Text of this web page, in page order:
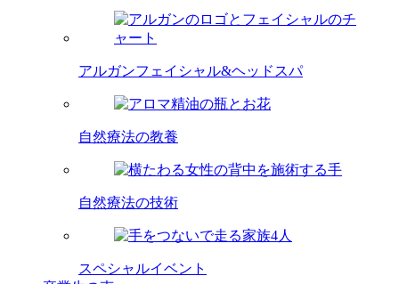
アルガンフェイシャル&ヘッドスパ
自然療法の教養
自然療法の技術
スペシャルイベント